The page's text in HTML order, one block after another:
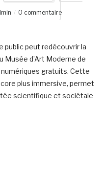
0 commentaire
public peut redécouvrir la
d’Art Moderne de
gratuits. Cette
plus immersive, permet
scientifique et sociétale